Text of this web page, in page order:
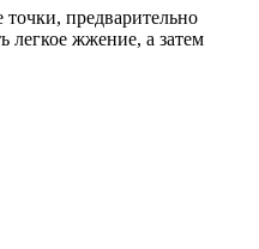
точки, предварительно
легкое жжение, а затем